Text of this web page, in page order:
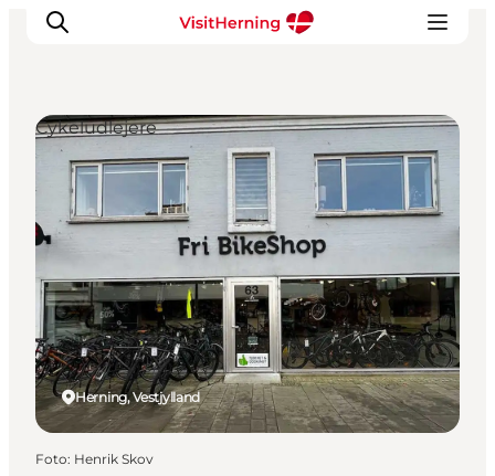
Det sker
Spis, drik og shop
Kunstlandet
Se og oplev
Find vej
Sov godt
Book overnatning
Herning, Vestjylland
Cykeludlejere
Foto: Henrik Skov